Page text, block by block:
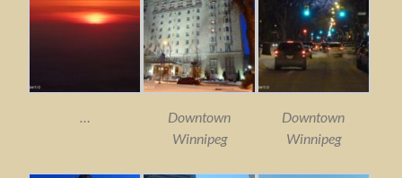
…
Downtown
Winnipeg
Downtown
Winnipeg